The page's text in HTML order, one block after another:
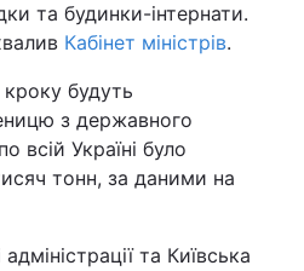
та будинки-інтернати.
Кабінет міністрів.
кроку будуть
з державного
всій Україні було
тонн, за даними на
та Київська